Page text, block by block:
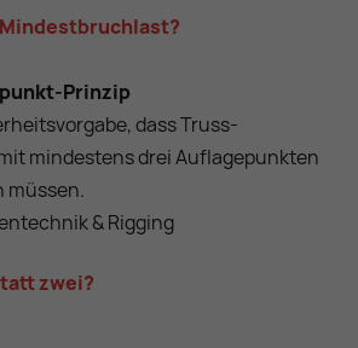
Prinzip
dass Truss-
mindestens drei Auflagepunkten
müssen.
& Rigging
zwei?